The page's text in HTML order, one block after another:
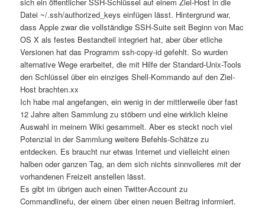
sich ein öffentlicher SSH-Schlüssel auf einem Ziel-Host in die
Datei ~/.ssh/authorized_keys einfügen lässt. Hintergrund war,
dass Apple zwar die vollständige SSH-Suite seit Beginn von Mac
OS X als festes Bestandteil integriert hat, aber über etliche
Versionen hat das Programm ssh-copy-id gefehlt. So wurden
alternative Wege erarbeitet, die mit Hilfe der Standard-Unix-Tools
den Schlüssel über ein einziges Shell-Kommando auf den Ziel-
Host brachten.xx
Ich habe mal angefangen, ein wenig in der mittlerweile über fast
12 Jahre alten Sammlung zu stöbern und eine wirklich kleine
Auswahl in meinem Wiki gesammelt. Aber es steckt noch viel
Potenzial in der Sammlung weitere Befehls-Schätze zu
entdecken. Es braucht nur etwas Internet und vielleicht einen
halben oder ganzen Tag, an dem sich nichts sinnvolleres mit der
vorhandenen Freizeit anstellen lässt.
Es gibt im übrigen auch einen Twitter-Account zu
Commandlinefu, der einem über einen neuen Beitrag informiert.